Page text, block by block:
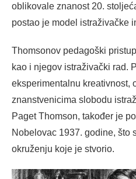
oblikovale znanost 20.
postao je model istraživačke
Thomsonov pedagoški
kao i njegov istraživački rad.
eksperimentalnu kreativnost,
znanstvenicima slobodu
Paget Thomson, također je
Nobelovac 1937. godine, što
okruženju koje je stvorio.